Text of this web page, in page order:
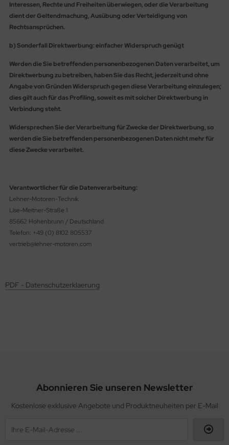
Interessen, Rechte und Freiheiten überwiegen, oder die Verarbeitung
dient der Geltendmachung, Ausübung oder Verteidigung von
Rechtsansprüchen.
b) Sonderfall Direktwerbung: einfacher Widerspruch genügt
Werden die Sie betreffenden personenbezogenen Daten verarbeitet, um
Direktwerbung zu betreiben, haben Sie das Recht, jederzeit und ohne
Angabe von Gründen Widerspruch gegen diese Verarbeitung einzulegen;
dies gilt auch für das Profiling, soweit es mit solcher Direktwerbung in
Verbindung steht.
Widersprechen Sie der Verarbeitung für Zwecke der Direktwerbung, so
werden die Sie betreffenden personenbezogenen Daten nicht mehr für
diese Zwecke verarbeitet.
Verantwortlicher für die Datenverarbeitung:
Lehner-Motoren-Technik
Lise-Meitner-Straße 1
85662 Hohenbrunn / Deutschland
Telefon: +49 (0) 8102 805537
vertrieb@lehner-motoren.com
PDF - Datenschutzerklaerung
Abonnieren Sie unseren Newsletter
Kostenlose exklusive Angebote und Produktneuheiten per E-Mail